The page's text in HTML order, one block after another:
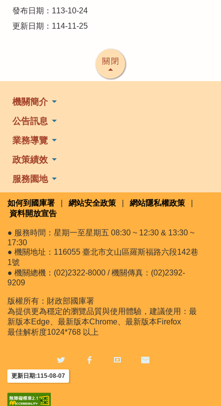
發布日期：113-10-24
更新日期：114-11-25
關閉
機關簡介
公告訊息
業務導覽
政策績效
服務園地
如何到國庫署 網站安全政策 網站隱私權政策
資料開放宣告
● 服務時間：星期一至星期五 08:30 ~ 12:30 & 13:30 ~
17:30
● 機關地址：116055 臺北市文山區羅斯福路六段142巷
1號
● 機關總機：(02)2322-8000 / 機關傳真：(02)2392-
9209
版權所有：財政部國庫署
為提供更為穩定的瀏覽品質與使用體驗，建議使用：最
新版本Edge、最新版本Chrome、最新版本Firefox
最佳解析度1024*768 以上
更新日期:115-08-07